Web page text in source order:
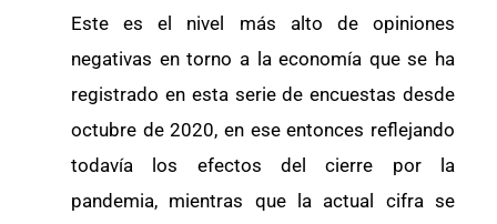
Este es el nivel más alto de opiniones
negativas en torno a la economía que se ha
registrado en esta serie de encuestas desde
octubre de 2020, en ese entonces reflejando
todavía los efectos del cierre por la
pandemia, mientras que la actual cifra se